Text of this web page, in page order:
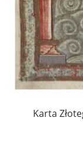
Karta